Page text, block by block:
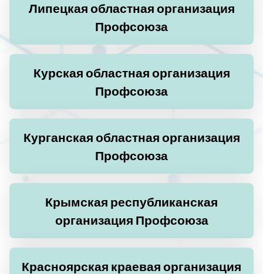
Липецкая областная организация
Профсоюза
Курская областная организация
Профсоюза
Курганская областная организация
Профсоюза
Крымская республиканская
организация Профсоюза
Красноярская краевая организация